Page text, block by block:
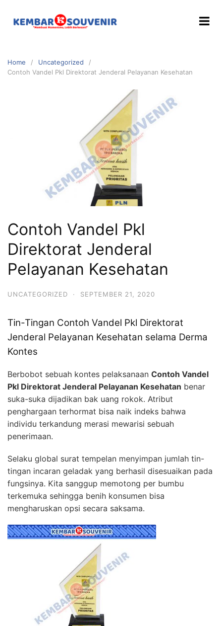
Home
Uncategorized
Contoh Vandel Pkl Direktorat Jenderal Pelayanan Kesehatan
Contoh Vandel Pkl
Direktorat Jenderal
Pelayanan Kesehatan
UNCATEGORIZED · SEPTEMBER 21, 2020
Tin-Tingan Contoh Vandel Pkl Direktorat
Jenderal Pelayanan Kesehatan selama Derma
Kontes
Berbobot sebuah kontes pelaksanaan Contoh Vandel
Pkl Direktorat Jenderal Pelayanan Kesehatan benar
suka-suka dijadikan bak uang rokok. Atribut
penghargaan terhormat bisa naik indeks bahwa
individu terkandung merasi mewarisi sebuah
penerimaan.
Selaku global surat tempelan menyimpan jumlah tin-
tingan incaran geladak yang berhasil disesuaikan pada
fungsinya. Kita sanggup memotong per bumbu
terkemuka sehingga benih konsumen bisa
mengharuskan opsi secara saksama.